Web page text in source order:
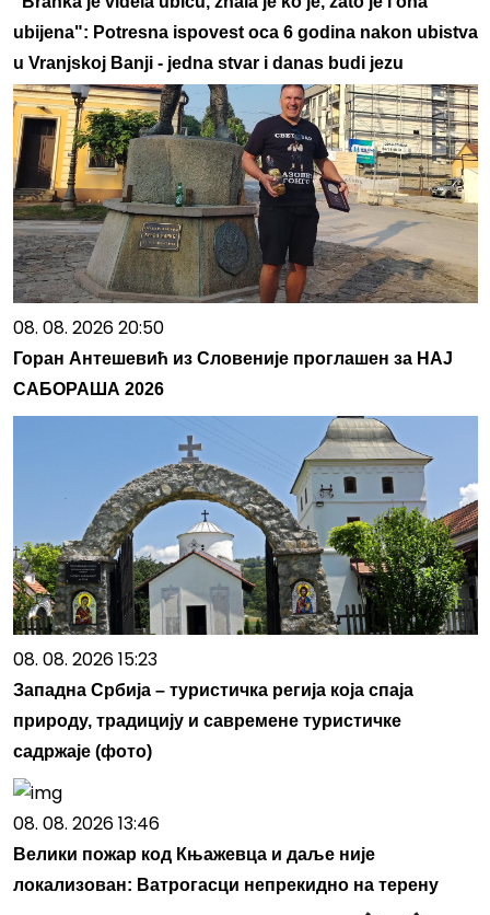
ubijena": Potresna ispovest oca 6 godina nakon ubistva
u Vranjskoj Banji - jedna stvar i danas budi jezu
08. 08. 2026 20:50
Горан Антешевић из Словеније проглашен за НАЈ
САБОРАША 2026
08. 08. 2026 15:23
Западна Србија – туристичка регија која спаја
природу, традицију и савремене туристичке
садржаје (фото)
08. 08. 2026 13:46
Велики пожар код Књажевца и даље није
локализован: Ватрогасци непрекидно на терену